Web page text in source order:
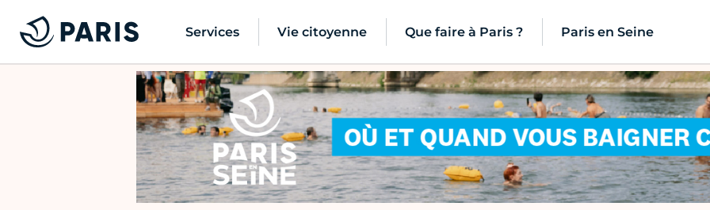
Services Vie citoyenne Que faire à Paris ? Paris en Seine